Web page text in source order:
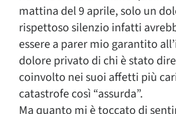
mattina del 9 aprile, solo un
rispettoso silenzio infatti
essere a parer mio garantito
dolore privato di chi è stato
coinvolto nei suoi affetti più
catastrofe così “assurda”.
Ma quanto mi è toccato di